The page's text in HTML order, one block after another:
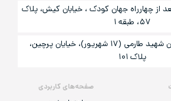
صفحه‌های کاربردی
بعد از چهارراه جهان کودک ، خیابان کیش، پلاک
۵۷، طبقه ۱
تهران، شادآباد، خیابان شهید طارمی (۱۷ شهریور)، خیایان پرچین،
پلاک ۱۰۱